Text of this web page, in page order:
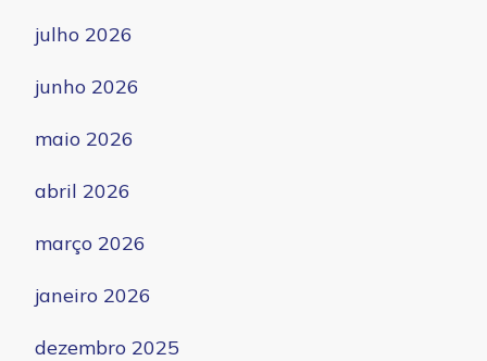
julho 2026
junho 2026
maio 2026
abril 2026
março 2026
janeiro 2026
dezembro 2025